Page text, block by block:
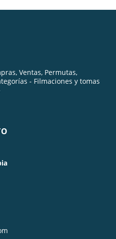
Ventas, Permutas,
- Filmaciones y tomas